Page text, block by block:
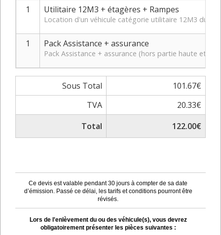
1
Utilitaire 12M3 + étagères + Rampes
Location d'un véhicule catégorie utilitaire 12M3 du
1 Pack Assistance + assurance
Pack Assistance + assurance (hors partie haute et
Sous Total
101.67€
TVA
20.33€
Total
122.00€
Ce devis est valable pendant 30 jours à compter de sa date
d’émission. Passé ce délai, les tarifs et conditions pourront être
révisés.
Lors de l'enlèvement du ou des véhicule(s), vous devrez
obligatoirement présenter les pièces suivantes :